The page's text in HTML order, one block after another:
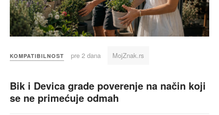
KOMPATIBILNOST pre 2 dana MojZnak.rs
Bik i Devica grade poverenje na način koji
se ne primećuje odmah